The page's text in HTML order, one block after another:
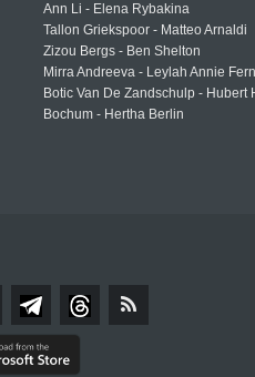
Ann Li - Elena Rybakina
Tallon Griekspoor - Matteo Arnaldi
Zizou Bergs - Ben Shelton
Mirra Andreeva - Leylah Annie
Botic Van De Zandschulp - Hubert
Bochum - Hertha Berlin